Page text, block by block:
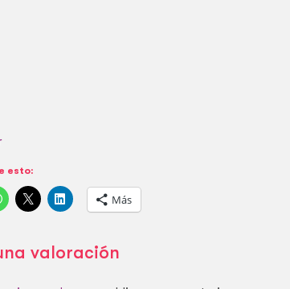
esto:
Más
valoración